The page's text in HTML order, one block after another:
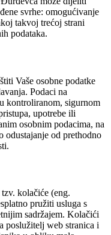
svrhe: omogućivanje
takvoj trećoj strani
podataka.
Vaše osobne podatke
Podaci na
kontroliranom, sigurnom
upotrebe ili
osobnim podacima, na
odustajanje od prethodno
kolačiće (eng.
pružiti usluga s
sadržajem. Kolačići
poslužitelj web stranica i